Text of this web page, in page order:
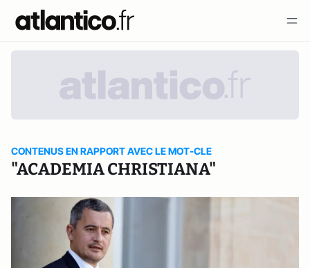
CONTENUS EN RAPPORT AVEC LE MOT-CLE
"ACADEMIA CHRISTIANA"